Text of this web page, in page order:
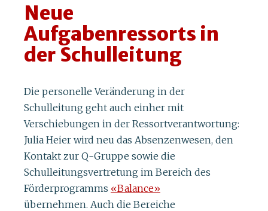
Neue
Aufgabenressorts in
der Schulleitung
Die personelle Veränderung in der
Schulleitung geht auch einher mit
Verschiebungen in der Ressortverantwortung:
Julia Heier wird neu das Absenzenwesen, den
Kontakt zur Q-Gruppe sowie die
Schulleitungsvertretung im Bereich des
Förderprogramms «Balance»
übernehmen. Auch die Bereiche